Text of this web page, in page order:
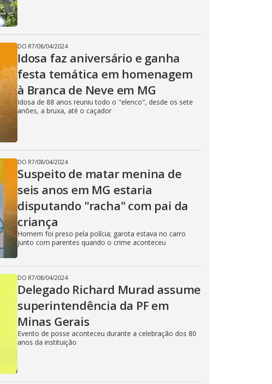
DO R7/08/04/2024
Idosa faz aniversário e ganha
festa temática em homenagem
à Branca de Neve em MG
Idosa de 88 anos reuniu todo o "elenco", desde os sete
anões, a bruxa, até o caçador
DO R7/08/04/2024
Suspeito de matar menina de
seis anos em MG estaria
disputando "racha" com pai da
criança
Homem foi preso pela polícia; garota estava no carro
junto com parentes quando o crime aconteceu
DO R7/08/04/2024
Delegado Richard Murad assume
superintendência da PF em
Minas Gerais
Evento de posse aconteceu durante a celebração dos 80
anos da instituição